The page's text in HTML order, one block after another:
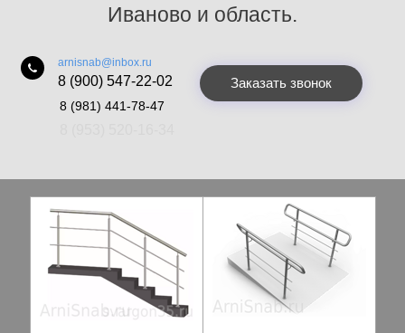
Иваново и область.
arnisnab@inbox.ru
8 (900) 547-22-02
8 (981) 441-78-47
Заказать звонок